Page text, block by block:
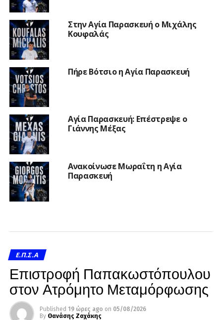
Στην Αγία Παρασκευή ο Μιχάλης
Κουφαλάς
Πήρε Βότσιο η Αγία Παρασκευή
Αγία Παρασκευή: Επέστρεψε ο
Γιάννης Μέξας
Ανακοίνωσε Μωραΐτη η Αγία
Παρασκευή
Ε.Π.Σ.Α
Επιστροφή Παπακωστόπουλου
στον Ατρόμητο Μεταμόρφωσης
Published 19 ώρες ago on 05/08/2026
By Θανάσης Ζαχάκης